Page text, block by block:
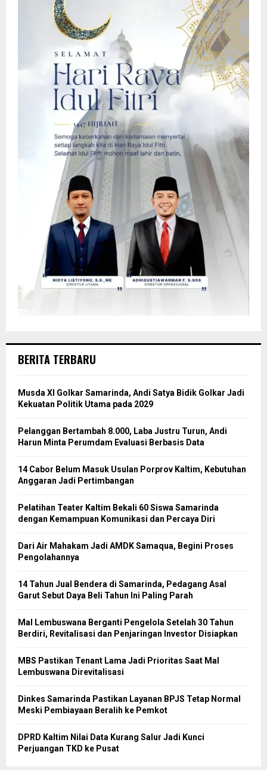
BERITA TERBARU
Musda XI Golkar Samarinda, Andi Satya Bidik Golkar Jadi
Kekuatan Politik Utama pada 2029
Pelanggan Bertambah 8.000, Laba Justru Turun, Andi
Harun Minta Perumdam Evaluasi Berbasis Data
14 Cabor Belum Masuk Usulan Porprov Kaltim, Kebutuhan
Anggaran Jadi Pertimbangan
Pelatihan Teater Kaltim Bekali 60 Siswa Samarinda
dengan Kemampuan Komunikasi dan Percaya Diri
Dari Air Mahakam Jadi AMDK Samaqua, Begini Proses
Pengolahannya
14 Tahun Jual Bendera di Samarinda, Pedagang Asal
Garut Sebut Daya Beli Tahun Ini Paling Parah
Mal Lembuswana Berganti Pengelola Setelah 30 Tahun
Berdiri, Revitalisasi dan Penjaringan Investor Disiapkan
MBS Pastikan Tenant Lama Jadi Prioritas Saat Mal
Lembuswana Direvitalisasi
Dinkes Samarinda Pastikan Layanan BPJS Tetap Normal
Meski Pembiayaan Beralih ke Pemkot
DPRD Kaltim Nilai Data Kurang Salur Jadi Kunci
Perjuangan TKD ke Pusat